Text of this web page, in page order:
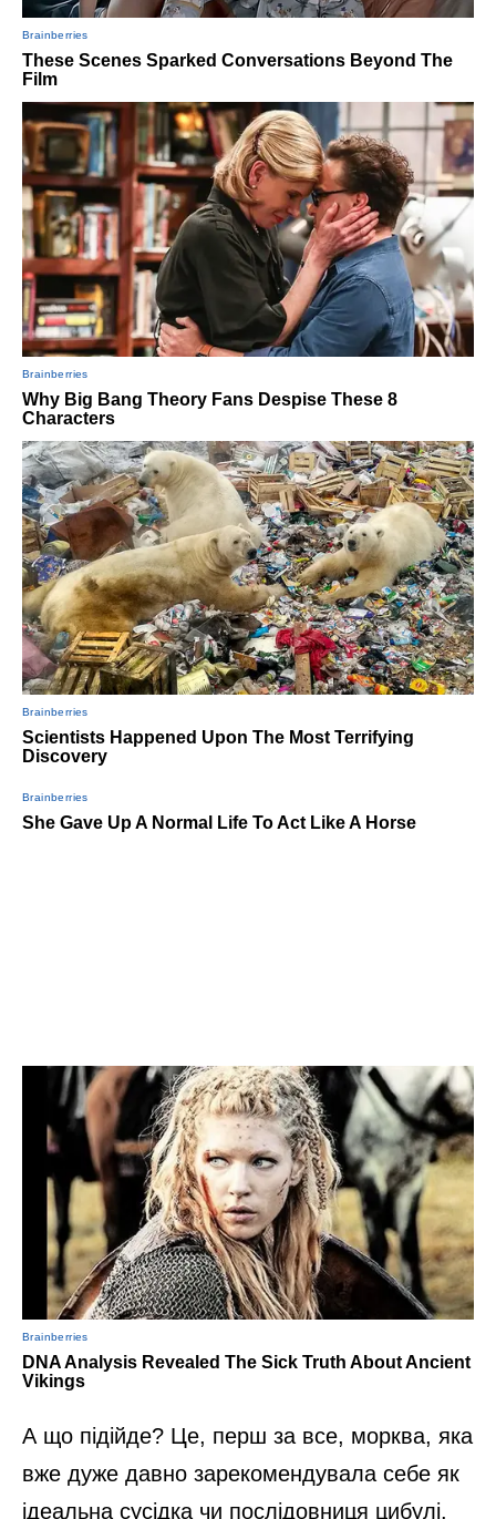
А що підійде? Це, перш за все, морква, яка
вже дуже давно зарекомендувала себе як
ідеальна сусідка чи послідовниця цибулі.